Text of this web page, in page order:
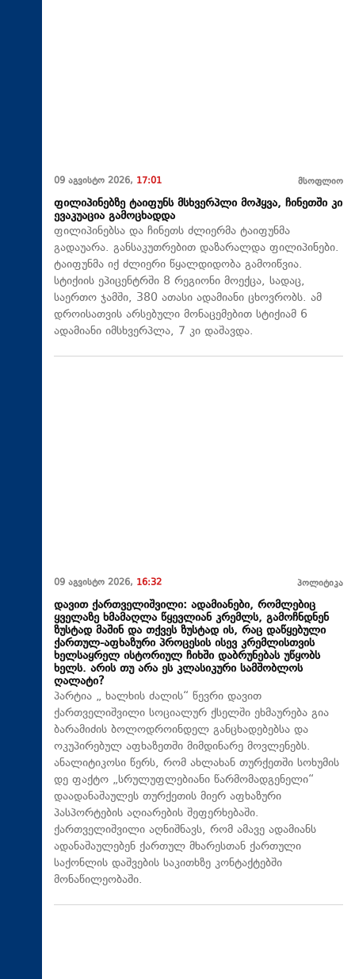
09 აგვისტო 2026, 17:01 მსოფლიო
ფილიპინებზე ტაიფუნს მსხვერპლი მოჰყვა, ჩინეთში კი
ევაკუაცია გამოცხადდა
ფილიპინებსა და ჩინეთს ძლიერმა ტაიფუნმა
გადაუარა. განსაკუთრებით დაზარალდა ფილიპინები.
ტაიფუნმა იქ ძლიერი წყალდიდობა გამოიწვია.
სტიქიის ეპიცენტრში 8 რეგიონი მოექცა, სადაც,
საერთო ჯამში, 380 ათასი ადამიანი ცხოვრობს. ამ
დროისათვის არსებული მონაცემებით სტიქიამ 6
ადამიანი იმსხვერპლა, 7 კი დაშავდა.
09 აგვისტო 2026, 16:32 პოლიტიკა
დავით ქართველიშვილი: ადამიანები, რომლებიც
ყველაზე ხმამაღლა წყევლიან კრემლს, გამოჩნდნენ
ზუსტად მაშინ და თქვეს ზუსტად ის, რაც დაწყებული
ქართულ-აფხაზური პროცესის ისევ კრემლისთვის
ხელსაყრელ ისტორიულ ჩიხში დაბრუნებას უწყობს
ხელს. არის თუ არა ეს კლასიკური სამშობლოს
ღალატი?
პარტია „ ხალხის ძალის“ წევრი დავით
ქართველიშვილი სოციალურ ქსელში ეხმაურება გია
ბარამიძის ბოლოდროინდელ განცხადებებსა და
ოკუპირებულ აფხაზეთში მიმდინარე მოვლენებს.
ანალიტიკოსი წერს, რომ ახლახან თურქეთში სოხუმის
დე ფაქტო „სრულუფლებიანი წარმომადგენელი“
დაადანაშაულეს თურქეთის მიერ აფხაზური
პასპორტების აღიარების შეფერხებაში.
ქართველიშვილი აღნიშნავს, რომ ამავე ადამიანს
ადანაშაულებენ ქართულ მხარესთან ქართული
საქონლის დაშვების საკითხზე კონტაქტებში
მონაწილეობაში.